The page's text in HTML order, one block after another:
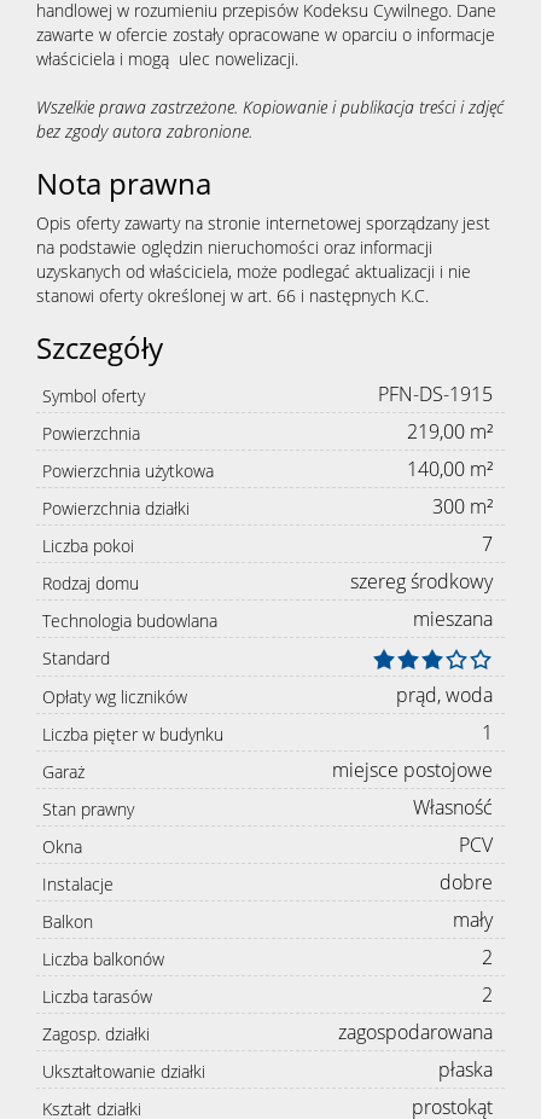
handlowej w rozumieniu przepisów Kodeksu Cywilnego. Dane
zawarte w ofercie zostały opracowane w oparciu o informacje
właściciela i mogą ulec nowelizacji.
Wszelkie prawa zastrzeżone. Kopiowanie i publikacja treści i zdjęć
bez zgody autora zabronione.
Nota prawna
Opis oferty zawarty na stronie internetowej sporządzany jest
na podstawie oględzin nieruchomości oraz informacji
uzyskanych od właściciela, może podlegać aktualizacji i nie
stanowi oferty określonej w art. 66 i następnych K.C.
Szczegóły
Symbol oferty PFN-DS-1915
Powierzchnia 219,00 m²
Powierzchnia użytkowa 140,00 m²
Powierzchnia działki 300 m²
Liczba pokoi 7
Rodzaj domu szereg środkowy
Technologia budowlana mieszana
Standard
Opłaty wg liczników
prąd, woda
Liczba pięter w budynku 1
Garaż miejsce postojowe
Stan prawny Własność
Okna PCV
Instalacje dobre
Balkon mały
Liczba balkonów 2
Liczba tarasów 2
Zagosp. działki zagospodarowana
Ukształtowanie działki płaska
Kształt działki prostokąt